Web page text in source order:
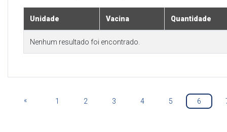
Unidade Vacina Quantidade
Nenhum resultado foi encontrado.
« 1 2 3 4 5 6